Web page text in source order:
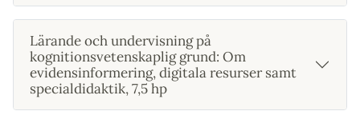
Lärande och undervisning på
kognitionsvetenskaplig grund: Om
evidensinformering, digitala resurser samt
specialdidaktik, 7,5 hp